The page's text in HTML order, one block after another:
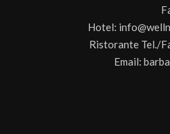
Hotel:
Ristorante Tel./
Email: